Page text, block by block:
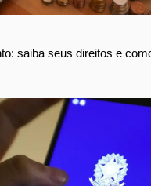
saiba seus direitos e